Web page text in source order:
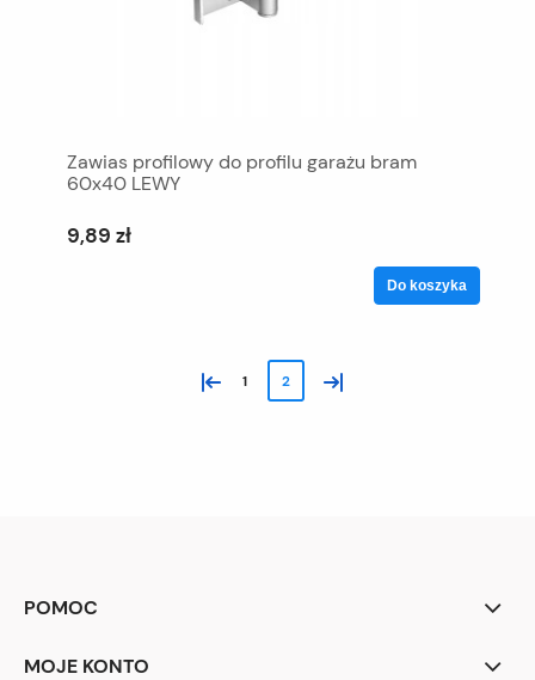
Zawias profilowy do profilu garażu bram
60x40 LEWY
9,89 zł
Do koszyka
« 1 2 »
POMOC
MOJE KONTO